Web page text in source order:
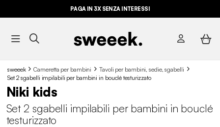
PAGA IN 3X SENZA INTERESSI
sweeek Cameretta per bambini
Tavoli per bambini, sedie, sgabelli
Set 2 sgabelli impilabili per bambini in bouclé testurizzato
Niki kids
Set 2 sgabelli impilabili per bambini in bouclé
testurizzato